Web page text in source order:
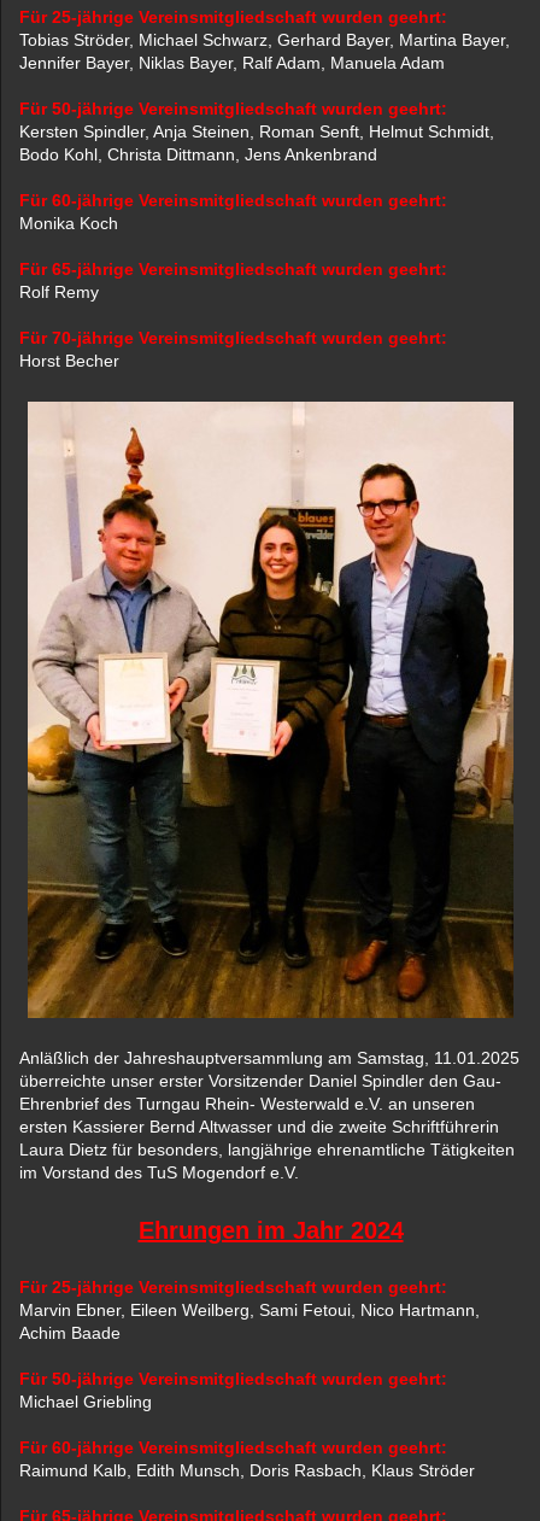
Für 25-jährige Vereinsmitgliedschaft wurden geehrt:
Tobias Ströder, Michael Schwarz, Gerhard Bayer, Martina Bayer,
Jennifer Bayer, Niklas Bayer, Ralf Adam, Manuela Adam
Für 50-jährige Vereinsmitgliedschaft wurden geehrt:
Kersten Spindler, Anja Steinen, Roman Senft, Helmut Schmidt,
Bodo Kohl, Christa Dittmann, Jens Ankenbrand
Für 60-jährige Vereinsmitgliedschaft wurden geehrt:
Monika Koch
Für 65-jährige Vereinsmitgliedschaft wurden geehrt:
Rolf Remy
Für 70-jährige Vereinsmitgliedschaft wurden geehrt:
Horst Becher
Anläßlich der Jahreshauptversammlung am Samstag, 11.01.2025
überreichte unser erster Vorsitzender Daniel Spindler den Gau-
Ehrenbrief des Turngau Rhein- Westerwald e.V. an unseren
ersten Kassierer Bernd Altwasser und die zweite Schriftführerin
Laura Dietz für besonders, langjährige ehrenamtliche Tätigkeiten
im Vorstand des TuS Mogendorf e.V.
Ehrungen im Jahr 2024
Für 25-jährige Vereinsmitgliedschaft wurden geehrt:
Marvin Ebner, Eileen Weilberg, Sami Fetoui, Nico Hartmann,
Achim Baade
Für 50-jährige Vereinsmitgliedschaft wurden geehrt:
Michael Griebling
Für 60-jährige Vereinsmitgliedschaft wurden geehrt:
Raimund Kalb, Edith Munsch, Doris Rasbach, Klaus Ströder
Für 65-jährige Vereinsmitgliedschaft wurden geehrt: